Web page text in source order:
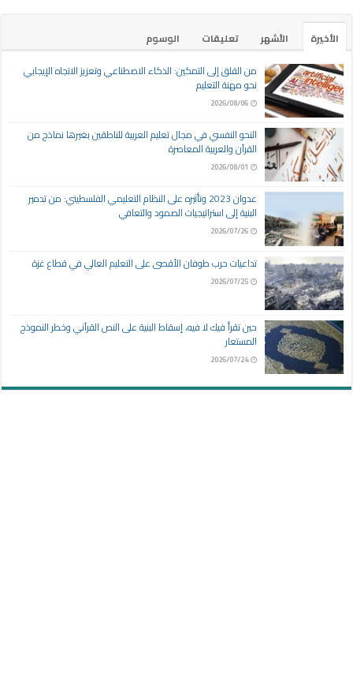
الأخيرة الأشهر تعليقات
الوسوم
من القلق إلى التمكين: الذكاء الاصطناعي وتعزيز الاتجاه الإيجابي
نحو مهنة التعليم
2026/08/06
النحو النفسي في مجال تعليم العربية للناطقين بغيرها نماذج من
القرآن والعربية المعاصرة
2026/08/01
عدوان 2023 وتأثيره على النظام التعليمي الفلسطيني: من تدمير
البنية إلى استراتيجيات الصمود والتعافي
2026/07/26
تداعيات حرب طوفان الأقصى على التعليم العالي في قطاع غزة
2026/07/25
حين تقرأ فيك لا فيه، إسقاط البنية على النص القرآني وخطر النموذج
المستعار
2026/07/24